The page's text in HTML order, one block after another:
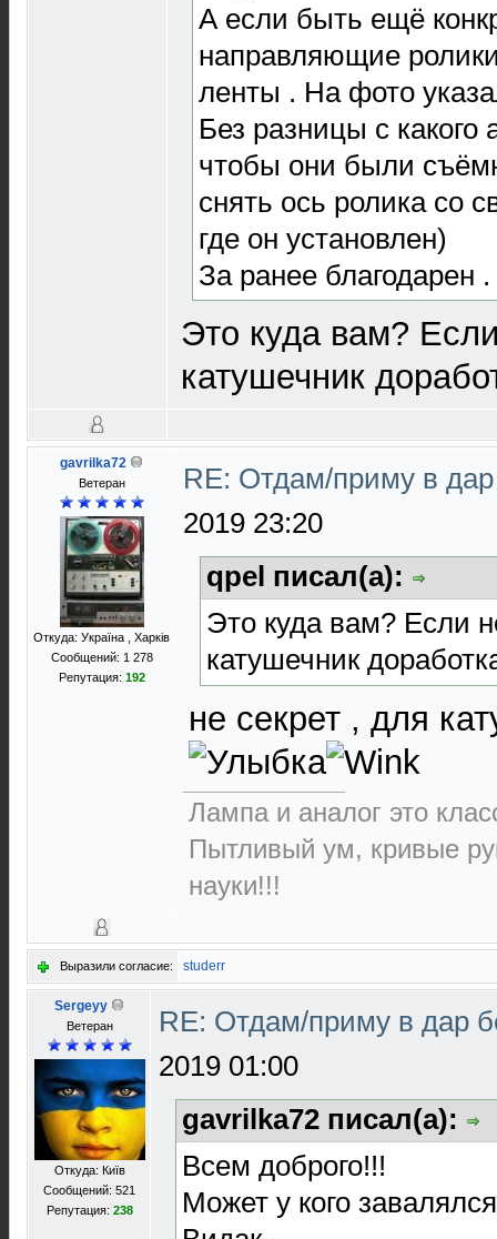
А если быть ещё
направляющие
ленты . На фото
Без разницы с какого
чтобы они были
снять ось ролика со
где он установлен)
За ранее благодарен .
Это куда вам?
катушечник
gavrilka72
Ветеран
Откуда: Україна , Харків
Сообщений: 1 278
Репутация: 192
RE: Отдам/приму в
2019 23:20
qpel писал(а):
Это куда вам? Если
катушечник
не секрет , для
Лампа и аналог это
Пытливый ум, кривые
науки!!!
Выразили согласие: studerr
Sergeyy
Ветеран
Откуда: Київ
Сообщений: 521
Репутация: 238
RE: Отдам/приму в дар
2019 01:00
gavrilka72 писал(а):
Всем доброго!!!
Может у кого